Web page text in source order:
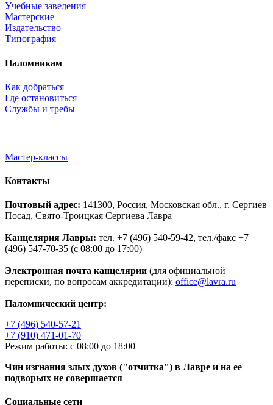
Учебные заведения
Мастерские
Издательство
Типография
Паломникам
Как добраться
Где остановиться
Службы и требы
Мастер-классы
Контакты
Почтовый адрес: 141300, Россия, Московская обл., г. Сергиев
Посад, Свято-Троицкая Сергиева Лавра
Канцелярия Лавры: тел. +7 (496) 540-59-42, тел./факс +7
(496) 547-70-35 (с 08:00 до 17:00)
Электронная почта канцелярии (для официальной
переписки, по вопросам аккредитации): office@lavra.ru
Паломнический центр:
+7 (496) 540-57-21
+7 (910) 471-01-70
Режим работы: с 08:00 до 18:00
Чин изгнания злых духов ("отчитка") в Лавре и на ее
подворьях не совершается
Социальные сети